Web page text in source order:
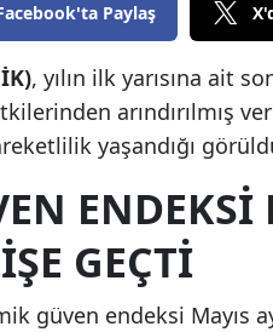
Erzurum
Eskişehir
Gaziantep
Gümüşhane
Hakkari
Hatay
Paylaş
, yılın ilk yarısına ait
arındırılmış
yaşandığı
ENDEKSI
GEÇTI
güven endeksi Mayıs